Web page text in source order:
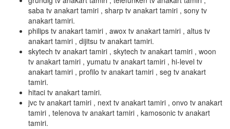
saba tv anakart tamiri , sharp tv anakart tamiri , sony tv
anakart tamiri.
philips tv anakart tamiri , awox tv anakart tamiri , altus tv
anakart tamiri , dijitsu tv anakart tamiri.
skytech tv anakart tamiri , skytech tv anakart tamiri , woon
tv anakart tamiri , yumatu tv anakart tamiri , hi-level tv
anakart tamiri , profilo tv anakart tamiri , seg tv anakart
tamiri.
hitaci tv anakart tamiri.
jvc tv anakart tamiri , next tv anakart tamiri , onvo tv anakart
tamiri , telenova tv anakart tamiri , kamosonic tv anakart
tamiri.